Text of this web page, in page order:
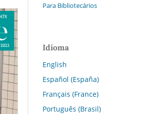
Para Bibliotecários
Idioma
English
Español (España)
Français (France)
Português (Brasil)